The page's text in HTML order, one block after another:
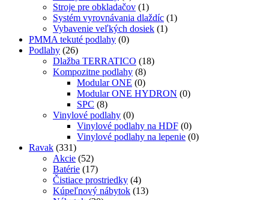
Stroje pre obkladačov (1)
Systém vyrovnávania dlaždíc (1)
Vybavenie veľkých dosiek (1)
PMMA tekuté podlahy (0)
Podlahy (26)
Dlažba TERRATICO (18)
Kompozitne podlahy (8)
Modular ONE (0)
Modular ONE HYDRON (0)
SPC (8)
Vinylové podlahy (0)
Vinylové podlahy na HDF (0)
Vinylové podlahy na lepenie (0)
Ravak (331)
Akcie (52)
Batérie (17)
Čistiace prostriedky (4)
Kúpeľnový nábytok (13)